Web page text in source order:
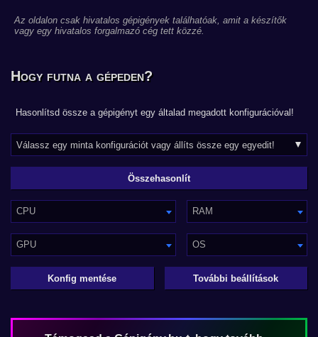
Az oldalon csak hivatalos gépigények találhatóak, amit a készítők
vagy egy hivatalos forgalmazó cég tett közzé.
Hogy futna a gépeden?
Hasonlítsd össze a gépigényt egy általad megadott konfigurációval!
CPU RAM
GPU OS
Konfig mentése További beállítások